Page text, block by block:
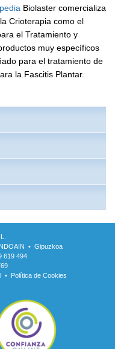
Biolaster comercializa
Crioterapia como el
el Tratamiento y
muy específicos
para el tratamiento de
la Fascitis Plantar.
• Gipuzkoa
619 494
•
Política de Cookies